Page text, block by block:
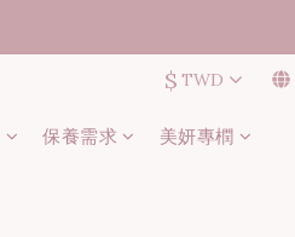
$ TWD
保養需求 美妍專橍